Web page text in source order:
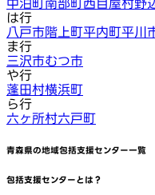
中泊町南部町西目屋村野
は行
八戸市階上町平内町平川
ま行
三沢市むつ市
や行
蓬田村横浜町
ら行
六ヶ所村六戸町
青森県の地域包括支援センター一覧
包括支援センターとは？